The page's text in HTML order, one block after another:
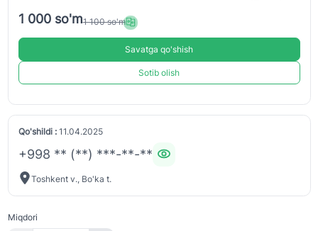
1 000 so'm1 100 so'm
Savatga qo'shish
Sotib olish
Qo'shildi :11.04.2025
+998 ** (**) ***-**-**
Toshkent v., Bo'ka t.
Miqdori